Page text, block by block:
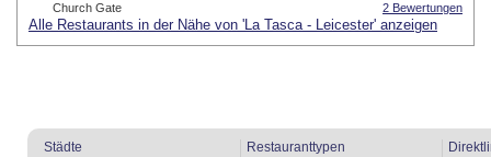
2 Bewertungen
Church Gate
Alle Restaurants in der Nähe von 'La Tasca - Leicester' anzeigen
Städte
Restauranttypen